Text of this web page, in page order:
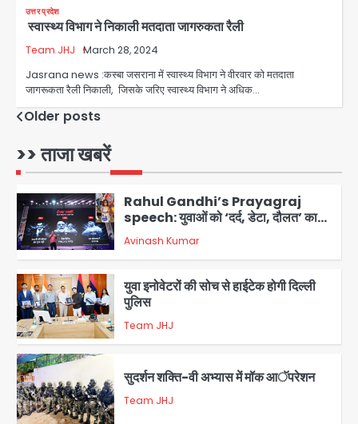
उत्तर प्रदेश
स्वास्थ्य विभाग ने निकाली मतदाता जागरुकता रैली
Team JHJ March 28, 2024
Jasrana news :कस्बा जसराना में स्वास्थ्य विभाग ने वीरवार को मतदाता
जागरूकता रैली निकाली, जिसके जरिए स्वास्थ्य विभाग ने अ​धिक…
Posts
navigation
Older posts
>> ताजा खबरें
Noida Sector-49: सेक्टर-49 में 18
साल की मेड ने की खुदकुशी, शरीर पर नहीं मिली
कोई बाहरी
Avinash Kumar
2
3
युवा इनोवेटरों की सोच से हाईटेक होगी दिल्ली
पुलिस
Team JHJ
4
सुदर्शन शक्ति-वी अभ्यास में मॉक आॅपरेशन
Team JHJ
एयरपोर्ट का फर्जी कर्मचारी बनकर 3 लाख
उड़ाए, अब पहुंचा सलाखों के पीछे